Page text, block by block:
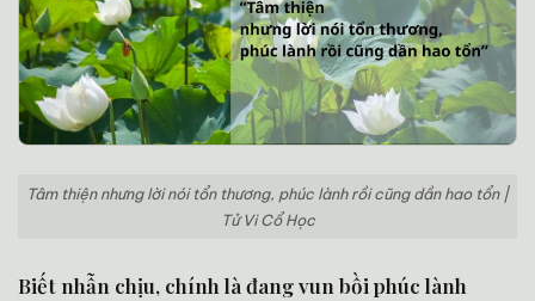
Tâm thiện nhưng lời nói tổn thương, phúc lành rồi cũng dần hao tổn |
Tử Vi Cổ Học
Biết nhẫn chịu, chính là đang vun bồi phúc lành